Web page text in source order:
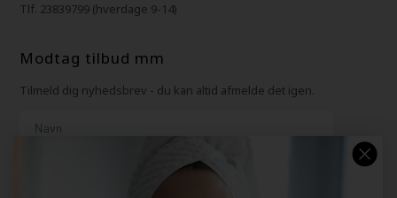
Tlf. 23839799 (hverdage 9-14)
Modtag tilbud mm
Tilmeld dig nyhedsbrev - du kan altid afmelde det igen.